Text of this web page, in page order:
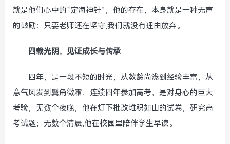
就是他们心中的“定海神针”，他的存在，本身就是一种无声
的鼓励：只要老师还在坚守,我们就没有理由放弃。
四载光阴，见证成长与传承
四年，是一段不短的时光，从教龄尚浅到经验丰富，从
意气风发到鬓角微霜，连续四年参加高考，是对身心的巨大
考验，无数个夜晚，他在灯下批改堆积如山的试卷，研究高
考试题；无数个清晨,他在校园里陪伴学生早读。